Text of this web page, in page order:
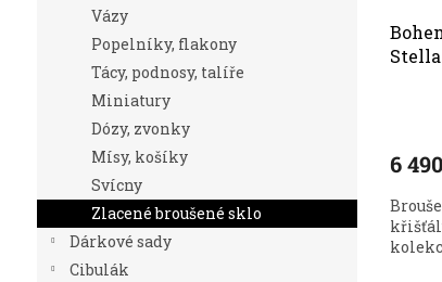
Vázy
Popelníky, flakony
Tácy, podnosy, talíře
Miniatury
Dózy, zvonky
Mísy, košíky
Svícny
Zlacené broušené sklo
Dárkové sady
Cibulák
6